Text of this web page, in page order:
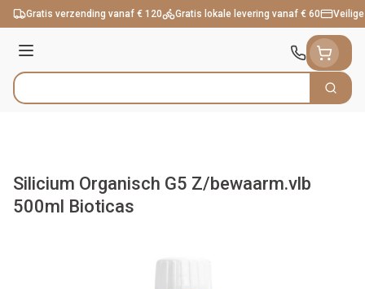
Ga naar de inhoud
Gratis verzending vanaf € 120 Gratis lokale levering vanaf € 60
Menu
Product, merk, categorie... Zoek
Silicium Organisch G5 Z/bewaarm.vlb
500ml Bioticas